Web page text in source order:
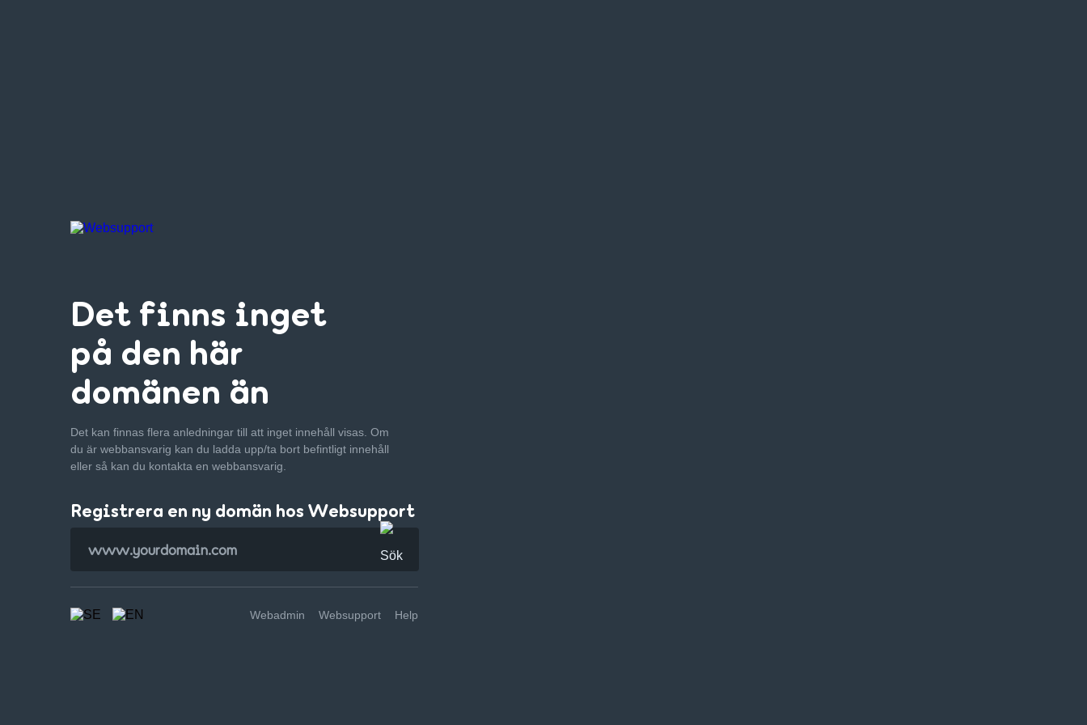
Det finns inget
på den här
domänen än
Det kan finnas flera anledningar till att inget innehåll visas. Om
du är webbansvarig kan du ladda upp/ta bort befintligt innehåll
eller så kan du kontakta en webbansvarig.
Registrera en ny domän hos Websupport
Webadmin Websupport Help